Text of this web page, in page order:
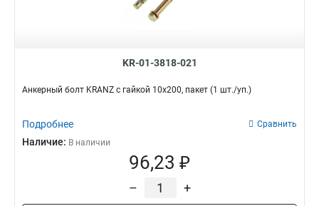
KR-01-3818-021
Анкерный болт KRANZ с гайкой 10х200, пакет (1 шт./уп.)
Подробнее Сравнить
Наличие: В наличии
96,23 ₽
– +